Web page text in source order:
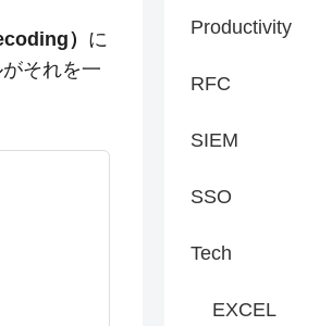
） に
それを一
Productivity
RFC
SIEM
SSO
Tech
EXCEL